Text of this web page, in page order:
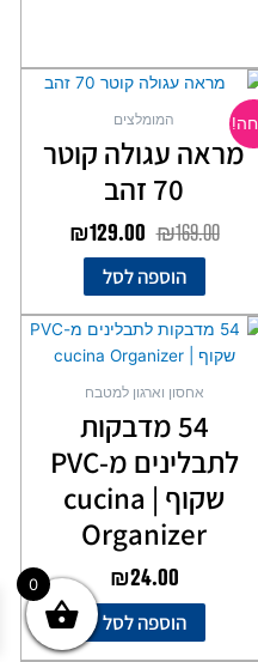
המומלצים
מראה עגולה קוטר
70 זהב
₪169.00
המחיר
המקורי
היה:
₪169.00.
₪129.00
המחיר
הוספה לסל
אחסון וארגון למטבח
54 מדבקות
לתבלינים מ-PVC
שקוף | cucina
Organizer
₪24.00
הוספה לסל
0